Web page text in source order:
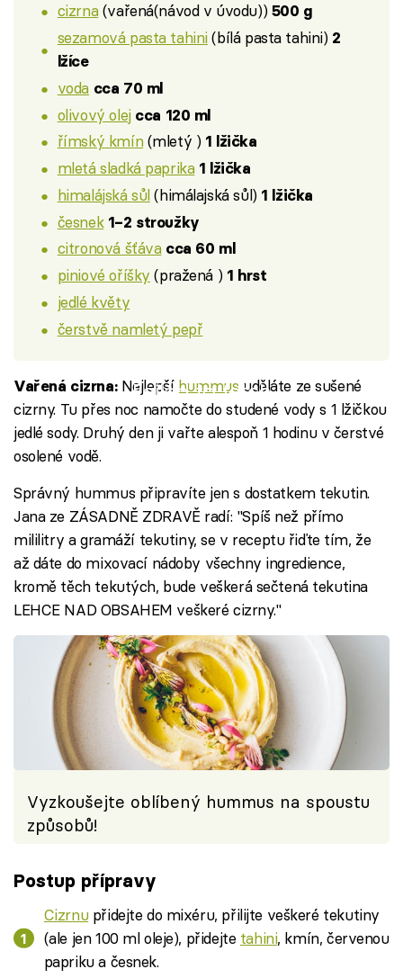
cizrna(vařená(návod v úvodu)) 500 g
sezamová pasta tahini(bílá pasta tahini) 2
lžíce
voda cca 70 ml
olivový olej cca 120 ml
římský kmín(mletý ) 1 lžička
mletá sladká paprika 1 lžička
himalájská sůl(himálajská sůl) 1 lžička
česnek 1–2 stroužky
citronová šťáva cca 60 ml
piniové oříšky (pražená ) 1 hrst
jedlé květy
čerstvě namletý pepř
Failed to fetch
Vařená cizrna:Nejlepší hummus uděláte ze sušené
cizrny. Tu přes noc namočte do studené vody s 1 lžičkou
jedlé sody. Druhý den ji vařte alespoň 1 hodinu v čerstvé
osolené vodě.
Správný hummus připravíte jen s dostatkem tekutin.
Jana ze ZÁSADNĚ ZDRAVĚ radí: "Spíš než přímo
mililitry a gramáží tekutiny, se v receptu řiďte tím, že
až dáte do mixovací nádoby všechny ingredience,
kromě těch tekutých, bude veškerá sečtená tekutina
LEHCE NAD OBSAHEM veškeré cizrny."
Vyzkoušejte oblíbený hummus na spoustu
způsobů!
Postup přípravy
Cizrnupřidejte do mixéru, přilijte veškeré tekutiny
(ale jen 100 ml oleje), přidejte tahini, kmín, červenou
papriku a česnek.